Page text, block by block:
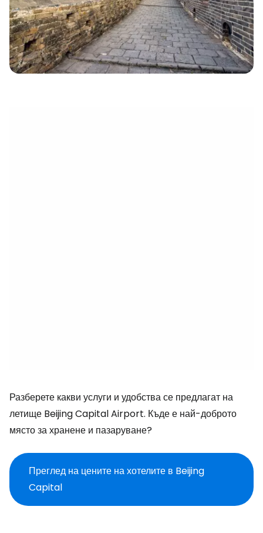
Разберете какви услуги и удобства се предлагат на
летище Beijing Capital Airport. Къде е най-доброто
място за хранене и пазаруване?
Преглед на цените на хотелите в Beijing
Capital